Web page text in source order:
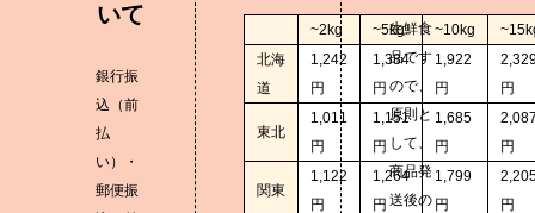
いて
銀行振
込（前
払
い）・
郵便振
~2kg ~5kg ~10kg
北海
道
1,242
円
1,384
円
1,922
円
円
東北
1,011
円
1,151
円
1,685
円
円
関東
1,122
円
1,264
円
1,799
円
円
生鮮食
品です
ので、
原則と
して、
商品発
送後の